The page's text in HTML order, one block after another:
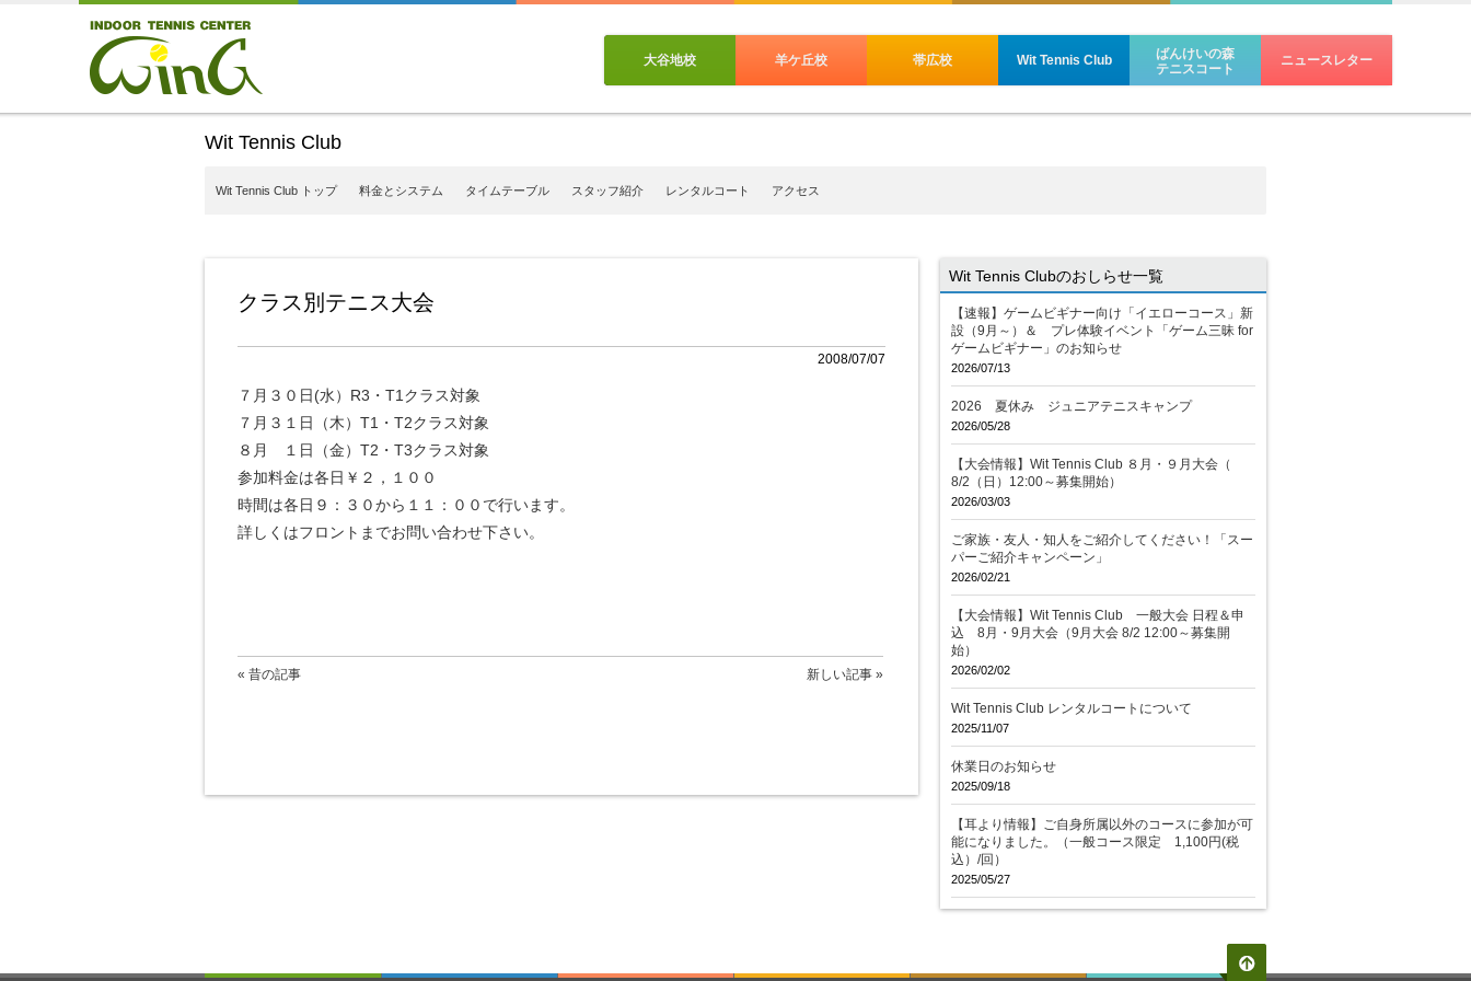
大谷地校 羊ケ丘校 帯広校 Wit Tennis Club
ばんけいの森
テニスコート
ニュースレター
Wit Tennis Club
Wit Tennis Club トップ 料金とシステム タイムテーブル スタッフ紹介 レンタルコート アクセス
クラス別テニス大会
2008/07/07
７月３０日(水）R3・T1クラス対象
７月３１日（木）T1・T2クラス対象
８月 １日（金）T2・T3クラス対象
参加料金は各日￥２，１００
時間は各日９：３０から１１：００で行います。
詳しくはフロントまでお問い合わせ下さい。
« 昔の記事 新しい記事 »
Wit Tennis Clubのおしらせ一覧
【速報】ゲームビギナー向け「イエローコース」新
設（9月～）＆ プレ体験イベント「ゲーム三昧 for
ゲームビギナー」のお知らせ
2026/07/13
2026 夏休み ジュニアテニスキャンプ
2026/05/28
【大会情報】Wit Tennis Club ８月・９月大会（
8/2（日）12:00～募集開始）
2026/03/03
ご家族・友人・知人をご紹介してください！「スー
パーご紹介キャンペーン」
2026/02/21
【大会情報】Wit Tennis Club 一般大会 日程＆申
込 8月・9月大会（9月大会 8/2 12:00～募集開
始）
2026/02/02
Wit Tennis Club レンタルコートについて
2025/11/07
休業日のお知らせ
2025/09/18
【耳より情報】ご自身所属以外のコースに参加が可
能になりました。（一般コース限定 1,100円(税
込）/回）
2025/05/27